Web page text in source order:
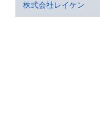
株式会社レイケン